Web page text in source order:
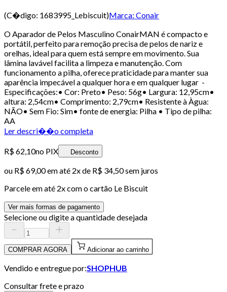
(C�digo: 1683995_Lebiscuit)Marca: Conair
O Aparador de Pelos Masculino ConairMAN é compacto e
portátil, perfeito para remoção precisa de pelos de nariz e
orelhas, ideal para quem está sempre em movimento. Sua
lâmina lavável facilita a limpeza e manutenção. Com
funcionamento a pilha, oferece praticidade para manter sua
aparência impecável a qualquer hora e em qualquer lugar -
Especificações:• Cor: Preto• Peso: 56g• Largura: 12,95cm•
altura: 2,54cm• Comprimento: 2,79cm• Resistente à Àgua:
NÃO• Sem Fio: Sim• fonte de energia: Pilha • Tipo de pilha:
AA
Ler descri��o completa
R$ 62,10no PIX Desconto
ou R$ 69,00em até 2x de R$ 34,50 sem juros
Parcele em até 2x com o cartão Le Biscuit
Ver mais formas de pagamento
Selecione ou digite a quantidade desejada
COMPRAR AGORA Adicionar ao carrinho
Vendido e entregue por:SHOPHUB
Consultar frete e prazo